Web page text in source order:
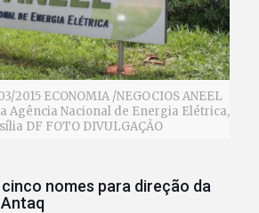
2015 ECONOMIA /NEGOCIOS ANEEL
Agência Nacional de Energia Elétrica,
DF FOTO DIVULGAÇÃO
nomes para direção da